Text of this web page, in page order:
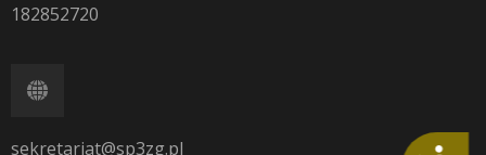
182852720
sekretariat@sp3zg.pl